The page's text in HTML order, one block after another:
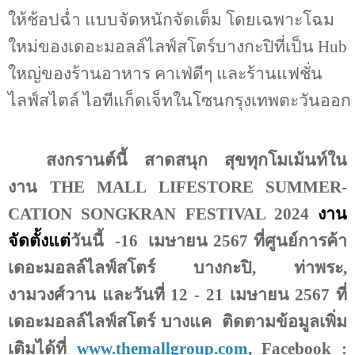
ให้ช้อปฉ่ำ แบบจัดหนักจัดเต็ม โดยเฉพาะโฉม
ใหม่ของเดอะมอลล์ไลฟ์สโตร์บางกะปิที่เป็น Hub
ใหญ่ของร้านอาหาร คาเฟ่ดีๆ และร้านแฟชั่น
ไลฟ์สไตล์ ไอทีแก็ดเจ็ทในโซนกรุงเทพตะวันออก
สงกรานต์นี้ สาดสนุก สุขทุกโมเม้นท์ใน
งาน THE MALL LIFESTORE SUMMER-
CATION SONGKRAN FESTIVAL 2024 งาน
จัดตั้งแต่วันนี้ -16 เมษายน 2567 ที่ศูนย์การค้า
เดอะมอลล์ไลฟ์สโตร์ บางกะปิ, ท่าพระ,
งามวงศ์วาน และวันที่ 12 - 21 เมษายน 2567 ที่
เดอะมอลล์ไลฟ์สโตร์ บางแค ติดตามข้อมูลเพิ่ม
เติมได้ที่ www.themallgroup.com, Facebook :